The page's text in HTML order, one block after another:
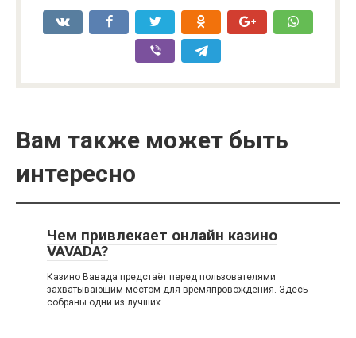
Вам также может быть
интересно
Чем привлекает онлайн казино
VAVADA?
Казино Вавада предстаёт перед пользователями
захватывающим местом для времяпровождения. Здесь
собраны одни из лучших